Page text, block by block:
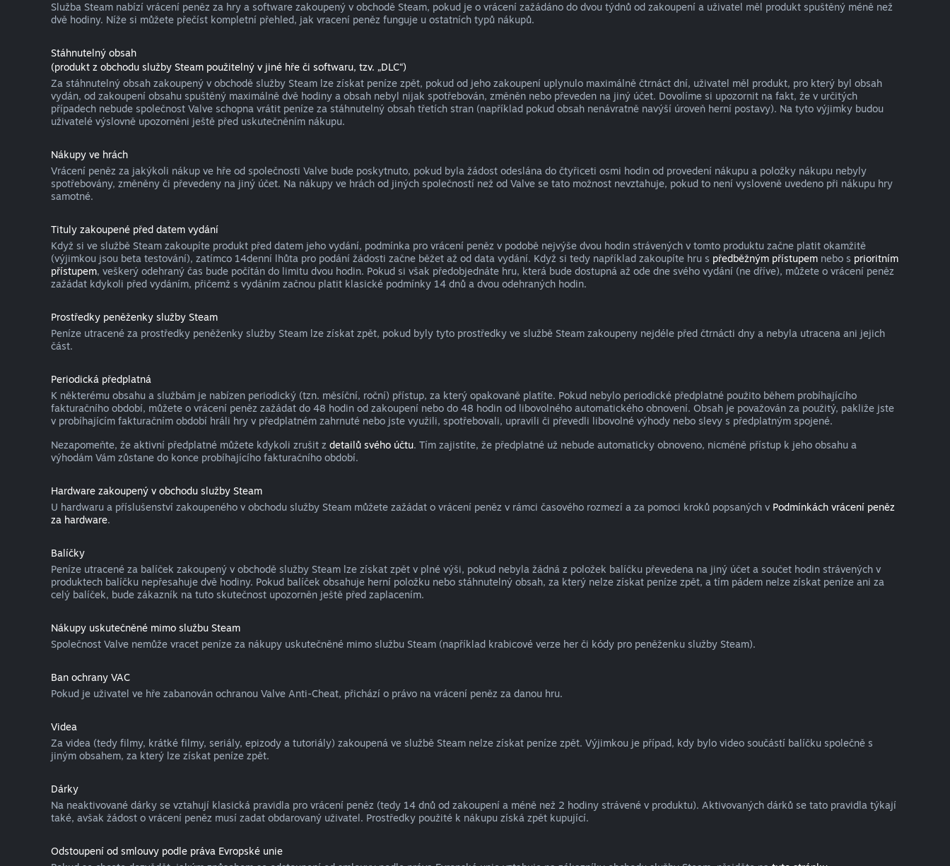
Služba Steam nabízí vrácení peněz za hry a software zakoupený v obchodě Steam, pokud je o vrácení zažádáno do dvou týdnů od zakoupení a uživatel měl produkt spuštěný méně než
dvě hodiny. Níže si můžete přečíst kompletní přehled, jak vracení peněz funguje u ostatních typů nákupů.
Stáhnutelný obsah
(produkt z obchodu služby Steam použitelný v jiné hře či softwaru, tzv. „DLC“)
Za stáhnutelný obsah zakoupený v obchodě služby Steam lze získat peníze zpět, pokud od jeho zakoupení uplynulo maximálně čtrnáct dní, uživatel měl produkt, pro který byl obsah
vydán, od zakoupení obsahu spuštěný maximálně dvě hodiny a obsah nebyl nijak spotřebován, změněn nebo převeden na jiný účet. Dovolíme si upozornit na fakt, že v určitých
případech nebude společnost Valve schopna vrátit peníze za stáhnutelný obsah třetích stran (například pokud obsah nenávratně navýší úroveň herní postavy). Na tyto výjimky budou
uživatelé výslovně upozorněni ještě před uskutečněním nákupu.
Nákupy ve hrách
Vrácení peněz za jakýkoli nákup ve hře od společnosti Valve bude poskytnuto, pokud byla žádost odeslána do čtyřiceti osmi hodin od provedení nákupu a položky nákupu nebyly
spotřebovány, změněny či převedeny na jiný účet. Na nákupy ve hrách od jiných společností než od Valve se tato možnost nevztahuje, pokud to není vysloveně uvedeno při nákupu hry
samotné.
Tituly zakoupené před datem vydání
Když si ve službě Steam zakoupíte produkt před datem jeho vydání, podmínka pro vrácení peněz v podobě nejvýše dvou hodin strávených v tomto produktu začne platit okamžitě
(výjimkou jsou beta testování), zatímco 14denní lhůta pro podání žádosti začne běžet až od data vydání. Když si tedy například zakoupíte hru s předběžným přístupem nebo s prioritním
přístupem, veškerý odehraný čas bude počítán do limitu dvou hodin. Pokud si však předobjednáte hru, která bude dostupná až ode dne svého vydání (ne dříve), můžete o vrácení peněz
zažádat kdykoli před vydáním, přičemž s vydáním začnou platit klasické podmínky 14 dnů a dvou odehraných hodin.
Prostředky peněženky služby Steam
Peníze utracené za prostředky peněženky služby Steam lze získat zpět, pokud byly tyto prostředky ve službě Steam zakoupeny nejdéle před čtrnácti dny a nebyla utracena ani jejich
část.
Periodická předplatná
K některému obsahu a službám je nabízen periodický (tzn. měsíční, roční) přístup, za který opakovaně platíte. Pokud nebylo periodické předplatné použito během probíhajícího
fakturačního období, můžete o vrácení peněz zažádat do 48 hodin od zakoupení nebo do 48 hodin od libovolného automatického obnovení. Obsah je považován za použitý, pakliže jste
v probíhajícím fakturačním období hráli hry v předplatném zahrnuté nebo jste využili, spotřebovali, upravili či převedli libovolné výhody nebo slevy s předplatným spojené.
Nezapomeňte, že aktivní předplatné můžete kdykoli zrušit z detailů svého účtu. Tím zajistíte, že předplatné už nebude automaticky obnoveno, nicméně přístup k jeho obsahu a
výhodám Vám zůstane do konce probíhajícího fakturačního období.
Hardware zakoupený v obchodu služby Steam
U hardwaru a příslušenství zakoupeného v obchodu služby Steam můžete zažádat o vrácení peněz v rámci časového rozmezí a za pomoci kroků popsaných v Podmínkách vrácení peněz
za hardware.
Balíčky
Peníze utracené za balíček zakoupený v obchodě služby Steam lze získat zpět v plné výši, pokud nebyla žádná z položek balíčku převedena na jiný účet a součet hodin strávených v
produktech balíčku nepřesahuje dvě hodiny. Pokud balíček obsahuje herní položku nebo stáhnutelný obsah, za který nelze získat peníze zpět, a tím pádem nelze získat peníze ani za
celý balíček, bude zákazník na tuto skutečnost upozorněn ještě před zaplacením.
Nákupy uskutečněné mimo službu Steam
Společnost Valve nemůže vracet peníze za nákupy uskutečněné mimo službu Steam (například krabicové verze her či kódy pro peněženku služby Steam).
Ban ochrany VAC
Pokud je uživatel ve hře zabanován ochranou Valve Anti-Cheat, přichází o právo na vrácení peněz za danou hru.
Videa
Za videa (tedy filmy, krátké filmy, seriály, epizody a tutoriály) zakoupená ve službě Steam nelze získat peníze zpět. Výjimkou je případ, kdy bylo video součástí balíčku společně s
jiným obsahem, za který lze získat peníze zpět.
Dárky
Na neaktivované dárky se vztahují klasická pravidla pro vrácení peněz (tedy 14 dnů od zakoupení a méně než 2 hodiny strávené v produktu). Aktivovaných dárků se tato pravidla týkají
také, avšak žádost o vrácení peněz musí zadat obdarovaný uživatel. Prostředky použité k nákupu získá zpět kupující.
Odstoupení od smlouvy podle práva Evropské unie